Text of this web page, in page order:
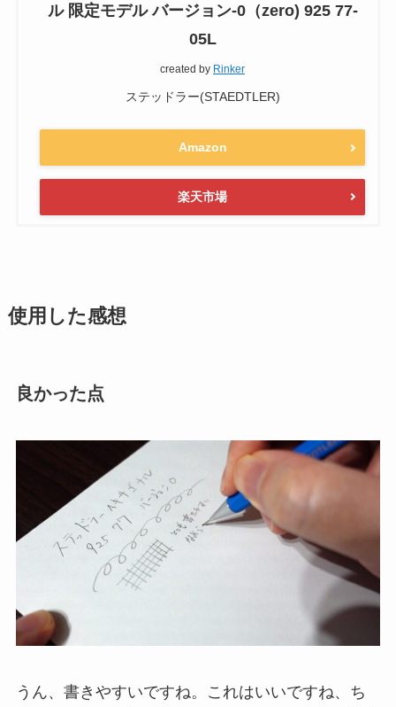
ル 限定モデル バージョン-0（zero) 925 77-
05L
created by Rinker
ステッドラー(STAEDTLER)
Amazon
楽天市場
使用した感想
良かった点
うん、書きやすいですね。これはいいですね、ち